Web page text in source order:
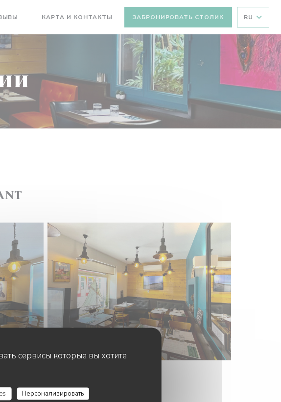
сервисы которые вы хотите
Персонализировать
КАРТА И КОНТАКТЫ ЗАБРОНИРОВАТЬ СТОЛИК RU